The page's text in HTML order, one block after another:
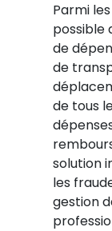
Parmi
possible
de
de
de tous
solution
les
gestion